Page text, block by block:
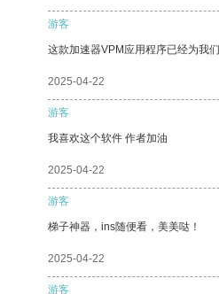
游客
这款加速器VPM应用程序已经为我
2025-04-22
游客
我喜欢这个软件 作者加油
2025-04-22
游客
梯子神器，ins随便看，美美哒！
2025-04-22
游客